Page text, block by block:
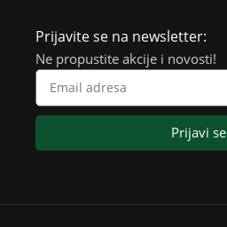
Prijavite se na newsletter:
Ne propustite akcije i novosti!
Prijavi se